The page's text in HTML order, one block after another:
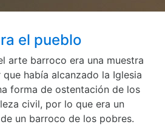
el pueblo
arte barroco era una muestra
había alcanzado la Iglesia
forma de ostentación de los
civil, por lo que era un
un barroco de los pobres.